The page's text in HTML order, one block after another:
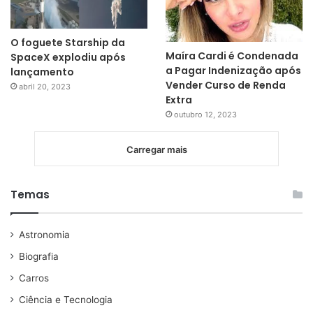
O foguete Starship da
SpaceX explodiu após
lançamento
abril 20, 2023
Maíra Cardi é Condenada
a Pagar Indenização após
Vender Curso de Renda
Extra
outubro 12, 2023
Carregar mais
Temas
Astronomia
Biografia
Carros
Ciência e Tecnologia